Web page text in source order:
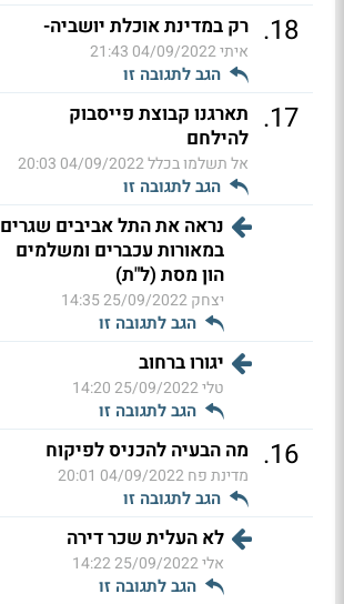
18
. רק במדינת אוכלת יושביה-
איתי04/09/2022 21:43
הגב לתגובה זו
17
. תארגנו קבוצת פייסבוק
להילחם
אל תשלמו בכלל04/09/2022 20:03
הגב לתגובה זו
נראה את התל אביבים שגרים
במאורות עכברים ומשלמים
הון מסת (ל"ת)
יצחק25/09/2022 14:35
הגב לתגובה זו
יגורו ברחוב
טלי25/09/2022 14:20
הגב לתגובה זו
16
. מה הבעיה להכניס לפיקוח
מדינת פח04/09/2022 20:01
הגב לתגובה זו
לא העלית שכר דירה
אלי25/09/2022 14:22
הגב לתגובה זו